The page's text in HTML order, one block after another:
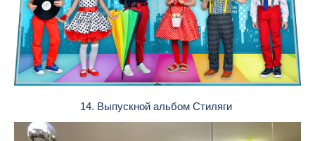
14. Выпускной альбом Стиляги